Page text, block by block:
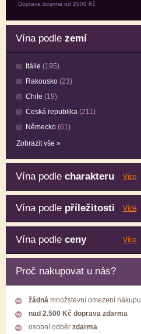
Doprava zdarma od 2500 Kč
Vína podle zemí
Itálie (195)
Rakousko (23)
Chile (19)
Česká republika (211)
Německo (61)
Zobrazit vše »
Více
Vína podle charakteru
Více
Vína podle příležitosti
Více
Vína podle ceny
Proč nakupovat u nás?
žádnámnožstevní omezení nákupu
nad 2.500 Kč doprava zdarma
osobní odběr zdarma